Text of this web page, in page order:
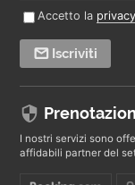
Accetto la
Iscriviti
I nostri servizi sono
affidabili partner del